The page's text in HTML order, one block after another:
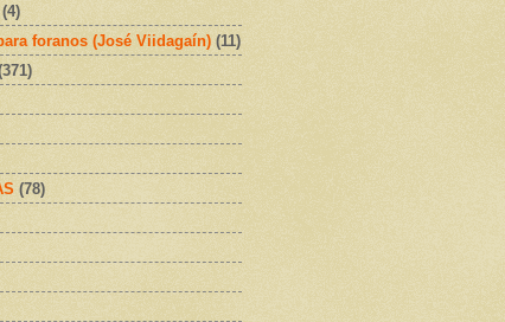
(4)
foranos (José Viidagaín) (11)
(78)